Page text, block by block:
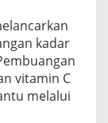
kadar
vitamin C
melalui